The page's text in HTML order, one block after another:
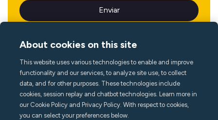
Idioma
About cookies on this site
This website uses various technologies to enable and improve
functionality and our services, to analyze site use, to collect
data, and for other purposes. These technologies include
cookies, session replay and chatbot technologies. Learn more in
our Cookie Policy and Privacy Policy. With respect to cookies,
you can select your preferences below.